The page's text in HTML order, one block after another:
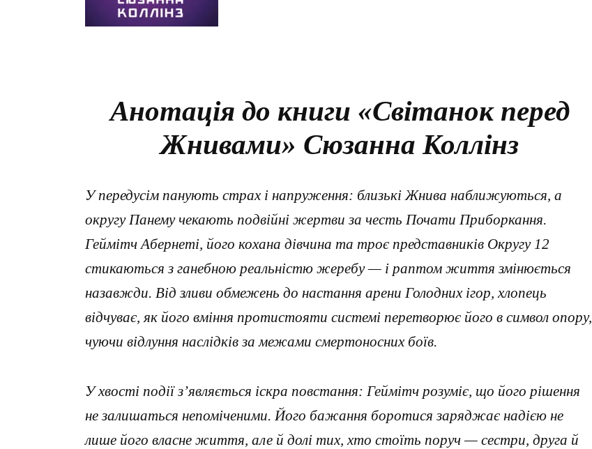
Анотація до книги «Світанок перед
Жнивами» Сюзанна Коллінз
У передусім панують страх і напруження: близькі Жнива наближуються, а
округу Панему чекають подвійні жертви за честь Почати Приборкання.
Геймітч Абернеті, його кохана дівчина та троє представників Округу 12
стикаються з ганебною реальністю жеребу — і раптом життя змінюється
назавжди. Від зливи обмежень до настання арени Голодних ігор, хлопець
відчуває, як його вміння протистояти системі перетворює його в символ опору,
чуючи відлуння наслідків за межами смертоносних боїв.
У хвості події з’являється іскра повстання: Геймітч розуміє, що його рішення
не залишаться непоміченими. Його бажання боротися заряджає надією не
лише його власне життя, але й долі тих, хто стоїть поруч — сестри, друга й